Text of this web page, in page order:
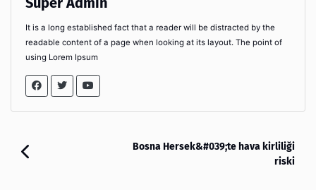
It is a long established fact that a reader will be distracted by the
readable content of a page when looking at its layout. The point of
using Lorem Ipsum
Bosna Hersek&#039;te hava kirliliği
riski